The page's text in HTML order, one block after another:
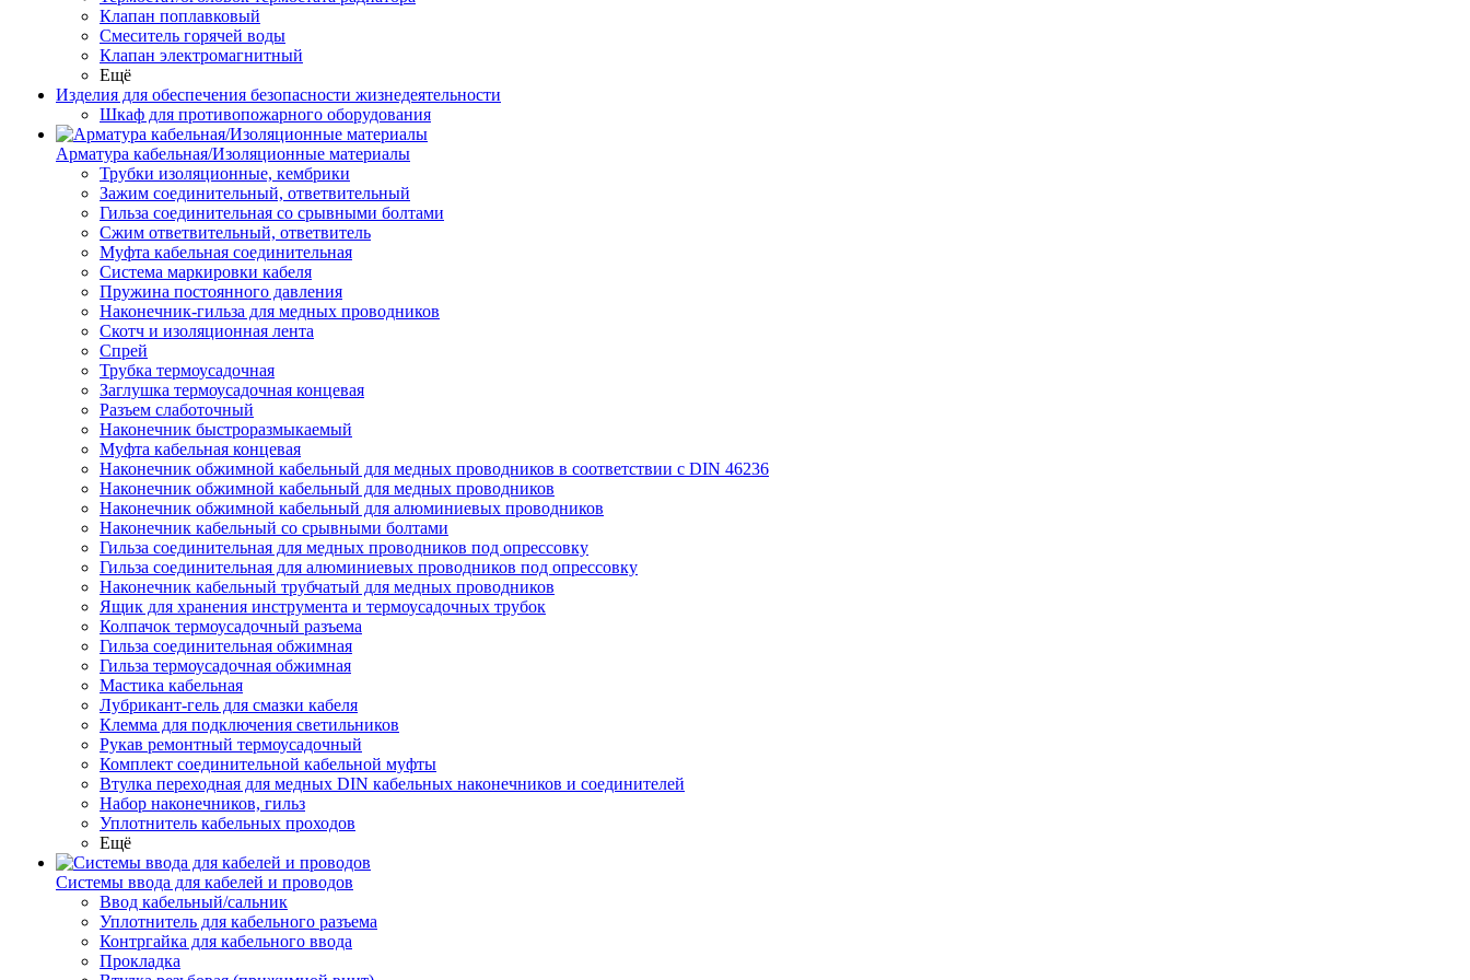
Клапан поплавковый
Смеситель горячей воды
Клапан электромагнитный
Ещё
Изделия для обеспечения безопасности жизнедеятельности
Шкаф для противопожарного оборудования
Арматура кабельная/Изоляционные материалы
Трубки изоляционные, кембрики
Зажим соединительный, ответвительный
Гильза соединительная со срывными болтами
Сжим ответвительный, ответвитель
Муфта кабельная соединительная
Система маркировки кабеля
Пружина постоянного давления
Наконечник-гильза для медных проводников
Скотч и изоляционная лента
Спрей
Трубка термоусадочная
Заглушка термоусадочная концевая
Разъем слаботочный
Наконечник быстроразмыкаемый
Муфта кабельная концевая
Наконечник обжимной кабельный для медных проводников в соответствии с DIN 46236
Наконечник обжимной кабельный для медных проводников
Наконечник обжимной кабельный для алюминиевых проводников
Наконечник кабельный со срывными болтами
Гильза соединительная для медных проводников под опрессовку
Гильза соединительная для алюминиевых проводников под опрессовку
Наконечник кабельный трубчатый для медных проводников
Ящик для хранения инструмента и термоусадочных трубок
Колпачок термоусадочный разъема
Гильза соединительная обжимная
Гильза термоусадочная обжимная
Мастика кабельная
Лубрикант-гель для смазки кабеля
Клемма для подключения светильников
Рукав ремонтный термоусадочный
Комплект соединительной кабельной муфты
Втулка переходная для медных DIN кабельных наконечников и соединителей
Набор наконечников, гильз
Уплотнитель кабельных проходов
Ещё
Системы ввода для кабелей и проводов
Ввод кабельный/сальник
Уплотнитель для кабельного разъема
Контргайка для кабельного ввода
Прокладка